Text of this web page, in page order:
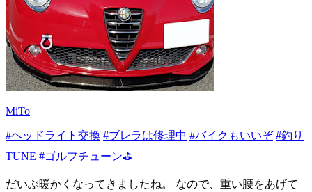
MiTo
#ヘッドライト交換 #ブレラは修理中 #バイクもいいぞ #釣り
TUNE #ゴルフチューン⛳
だいぶ暖かくなってきましたね。 なので、重い腰をあげて